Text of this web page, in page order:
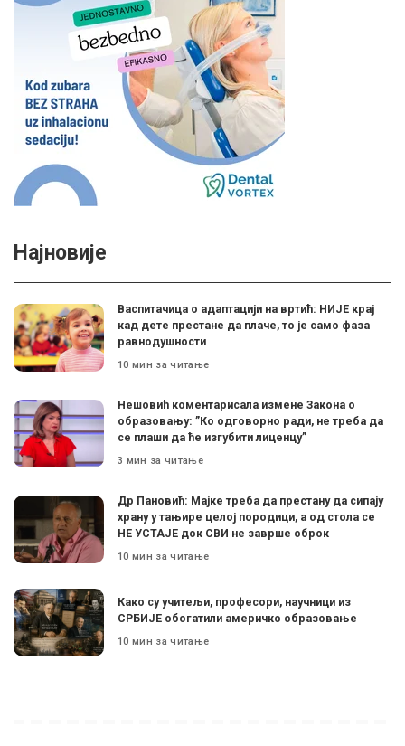
Најновије
Васпитачица о адаптацији на вртић: НИЈЕ крај
кад дете престане да плаче, то је само фаза
равнодушности
10 мин за читање
Нешовић коментарисала измене Закона о
образовању: ”Ко одговорно ради, не треба да
се плаши да ће изгубити лиценцу”
3 мин за читање
Др Пановић: Мајке треба да престану да сипају
храну у тањире целој породици, а од стола се
НЕ УСТАЈЕ док СВИ не заврше оброк
10 мин за читање
Како су учитељи, професори, научници из
СРБИЈЕ обогатили америчко образовање
10 мин за читање